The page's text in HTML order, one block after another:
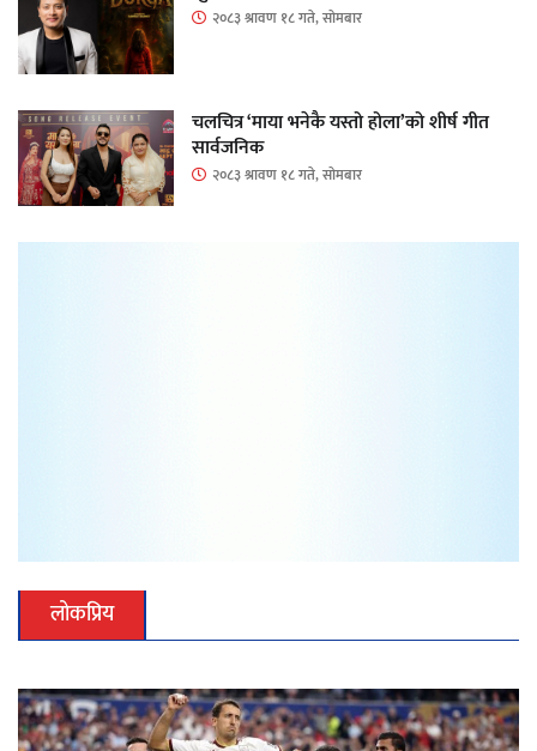
२०८३ श्रावण १८ गते, सोमबार
चलचित्र ‘माया भनेकै यस्तो होला’को शीर्ष गीत
सार्वजनिक
२०८३ श्रावण १८ गते, सोमबार
लोकप्रिय